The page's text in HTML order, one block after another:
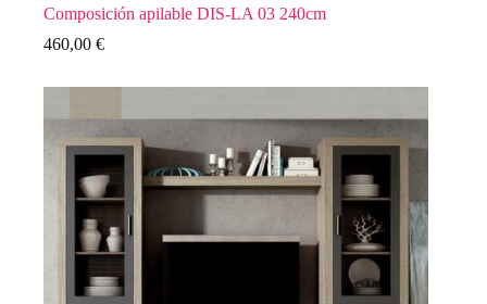
Composición apilable DIS-LA 03 240cm
460,00 €